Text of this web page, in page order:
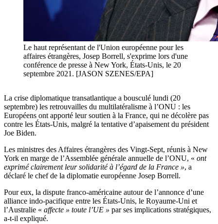
Le haut représentant de l'Union européenne pour les
affaires étrangères, Josep Borrell, s'exprime lors d'une
conférence de presse à New York, États-Unis, le 20
septembre 2021. [JASON SZENES/EPA]
La crise diplomatique transatlantique a bousculé lundi (20
septembre) les retrouvailles du multilatéralisme à l’ONU : les
Européens ont apporté leur soutien à la France, qui ne décolère pas
contre les États-Unis, malgré la tentative d’apaisement du président
Joe Biden.
Les ministres des Affaires étrangères des Vingt-Sept, réunis à New
York en marge de l’Assemblée générale annuelle de l’ONU, « ont
exprimé clairement leur solidarité à l’égard de la France », a
déclaré le chef de la diplomatie européenne Josep Borrell.
Pour eux, la dispute franco-américaine autour de l’annonce d’une
alliance indo-pacifique entre les États-Unis, le Royaume-Uni et
l’Australie « affecte » toute l’UE » par ses implications stratégiques,
a-t-il expliqué.